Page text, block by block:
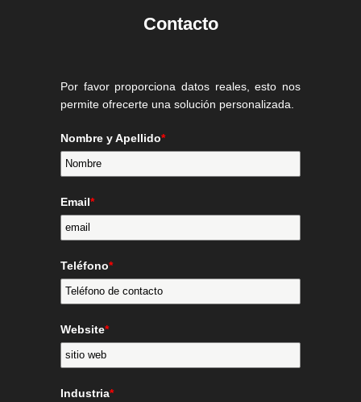
Contacto
Por favor proporciona datos reales, esto nos
permite ofrecerte una solución personalizada.
Nombre y Apellido*
Email*
Teléfono*
Website*
Industria*